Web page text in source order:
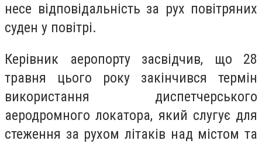
несе відповідальність за рух повітряних
суден у повітрі.
Керівник аеропорту засвідчив, що 28
травня цього року закінчився термін
використання диспетчерського
аеродромного локатора, який слугує для
стеження за рухом літаків над містом та